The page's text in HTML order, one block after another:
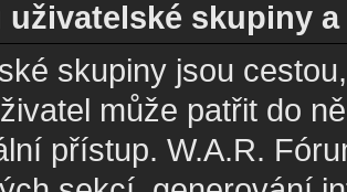
uživatelské skupiny
skupiny jsou
může patřit do
přístup. W.A.R.